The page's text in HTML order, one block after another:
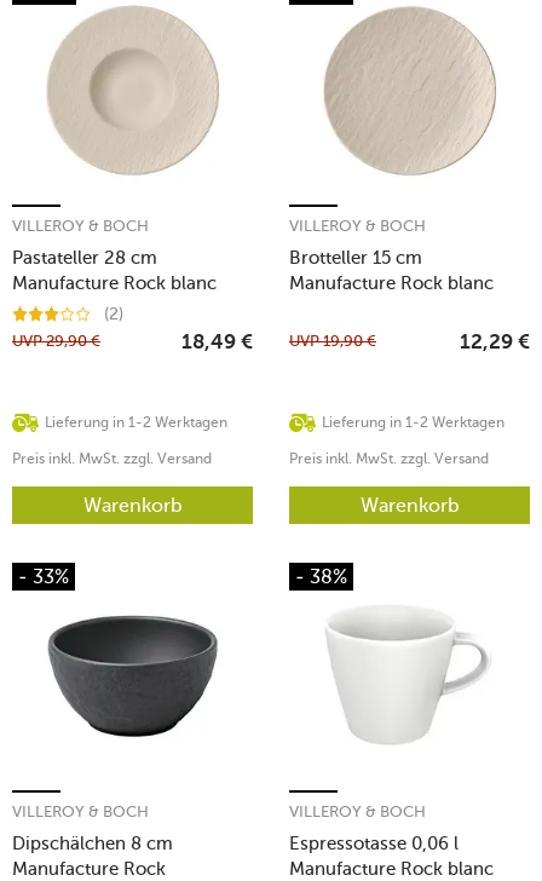
Pastateller 28 cm
Manufacture Rock blanc
VILLEROY & BOCH
(2)
Lieferung in 1-2 Werktagen
UVP29,90 € 18,49 €
Preis inkl. MwSt. zzgl. Versand
Warenkorb
Brotteller 15 cm
Manufacture Rock blanc
VILLEROY & BOCH
Lieferung in 1-2 Werktagen
UVP19,90 € 12,29 €
Preis inkl. MwSt. zzgl. Versand
Warenkorb
- 33%
Dipschälchen 8 cm
Manufacture Rock
VILLEROY & BOCH
- 38%
Espressotasse 0,06 l
Manufacture Rock blanc
VILLEROY & BOCH